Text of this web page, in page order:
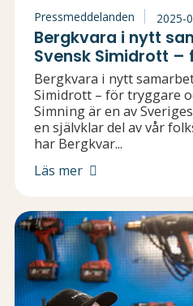
Pressmeddelanden 2025-
Bergkvara i nytt
Svensk Simidrott
mer hållbara resor
Bergkvara i nytt
Simidrott – för tryggare
Simning är en av
en självklar del av vår
har Bergkvar...
Läs mer